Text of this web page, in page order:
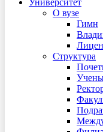
Университет
О вузе
Гимн
Структура